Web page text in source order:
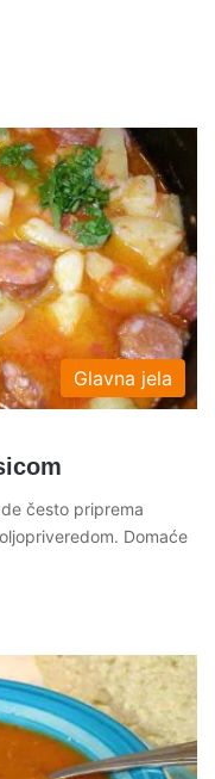
Glavna jela
često priprema
Domaće